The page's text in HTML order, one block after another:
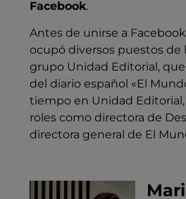
Facebook.
Antes de unirse a
ocupó diversos puestos de
grupo Unidad Editorial,
del diario español «El
tiempo en Unidad
roles como directora de
directora general de El